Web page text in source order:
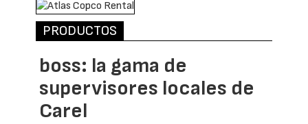
PRODUCTOS
boss: la gama de
supervisores locales de
Carel